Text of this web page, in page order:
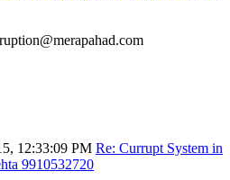
12:33:09 PM Re: Currupt System in
9910532720